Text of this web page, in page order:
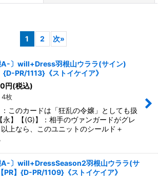
絞り込む
1 2 次»
A-〕will+Dress羽根山ウララ(サイン)
{D-PR/1113}《ストイケイア》
円(税込)
4枚
：このカードは「狂乱の令嬢」としても扱
永】【(G)】：相手のヴァンガードがグレ
上なら、このユニットのシールド＋
A-〕will+DressSeason2羽根山ウララ(サ
PR】{D-PR/1109}《ストイケイア》